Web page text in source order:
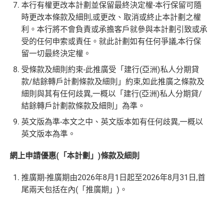
本行有權更改本計劃並保留最終決定權-本行保留可隨
時更改本條款及細則,或更改、取消或終止本計劃之權
利。本行將不會負責或承擔客戶就參與本計劃引致或承
受的任何申索或責任。就此計劃如有任何爭議,本行保
留一切最終決定權。
受條款及細則約束-此推廣受「建行(亞洲)私人分期貸
款/結餘轉戶計劃條款及細則」約束,如此推廣之條款及
細則與其有任何歧異,一概以「建行(亞洲)私人分期貸/
結餘轉戶計劃款條款及細則」為準。
英文版為準-本文之中、英文版本如有任何歧異,一概以
英文版本為準。
網上申請優惠(「本計劃」)條款及細則
推廣期-推廣期由2026年8月1日起至2026年8月31日,首
尾兩天包括在內(「推廣期」)。